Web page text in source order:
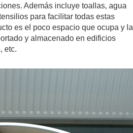
Además incluye toallas, agua
para facilitar todas estas
es el poco espacio que ocupa y la
y almacenado en edificios
etc.